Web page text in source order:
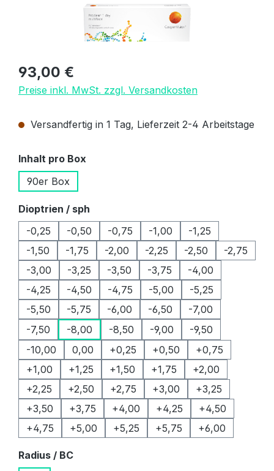
Regulärer Preis:
93,00 €
Preise inkl. MwSt. zzgl. Versandkosten
Versandfertig in 1 Tag, Lieferzeit 2-4 Arbeitstage
Inhalt pro Box
90er Box
Dioptrien / sph
-0,25
-0,50 -0,75 -1,00
-1,25
-1,50
-1,75 -2,00 -2,25 -2,50
-2,75
-3,00
-3,25 -3,50 -3,75
-4,00
-4,25
-4,50 -4,75 -5,00
-5,25
-5,50
-5,75 -6,00 -6,50
-7,00
-7,50
-8,00 -8,50 -9,00
-9,50
-10,00
0,00 +0,25 +0,50
+0,75
+1,00
+1,25 +1,50 +1,75
+2,00
+2,25
+2,50 +2,75 +3,00
+3,25
+3,50
+3,75 +4,00 +4,25
+4,50
+4,75
+5,00 +5,25 +5,75 +6,00
Radius / BCauswählen